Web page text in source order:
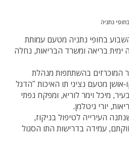
נתניה
בחופי נתניה מטעם עמותת
ימית בריאה ומשרד הבריאות, נחלה
המוכרזים בהשתתפות מנהלת
מטעם נציגי תו האיכות "הדגל
מיכל וימר לוריא, ומפקח נפתי
יורי גיטלמן.
העירייה לטיפול בניקוז,
עמידה בדרישות התו הסגול